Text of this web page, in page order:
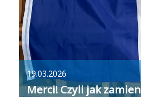
19.03.2026
Merci! Czyli jak